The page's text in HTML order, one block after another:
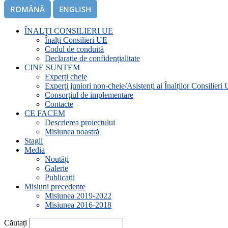
ROMÂNĂ ENGLISH
ÎNALȚI CONSILIERI UE
Înalți Consilieri UE
Codul de conduită
Declarație de confidențialitate
CINE SUNTEM
Experți cheie
Experți juniori non-cheie/Asistenți ai Înalților Consilieri
Consorțiul de implementare
Contacte
CE FACEM
Descrierea proiectului
Misiunea noastră
Stagii
Media
Noutăți
Galerie
Publicații
Misiuni precedente
Misiunea 2019-2022
Misiunea 2016-2018
Căutați